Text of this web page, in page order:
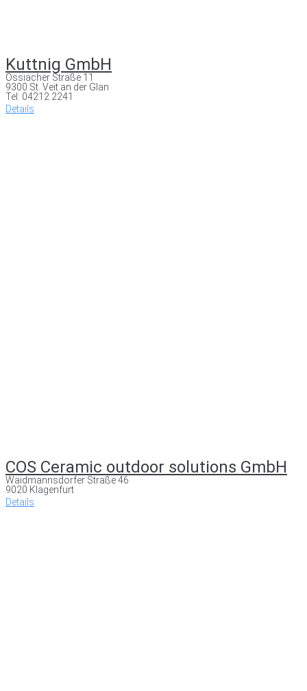
Kuttnig GmbH
Ossiacher Straße 11
9300 St. Veit an der Glan
Tel: 04212 2241
Details
COS Ceramic outdoor solutions GmbH
Waidmannsdorfer Straße 46
9020 Klagenfurt
Details